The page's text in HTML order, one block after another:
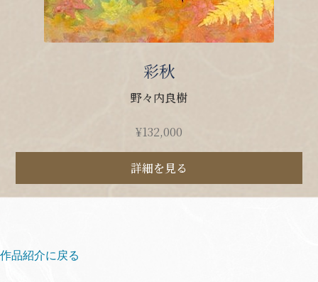
彩秋
野々内良樹
¥132,000
詳細を見る
作品紹介に戻る